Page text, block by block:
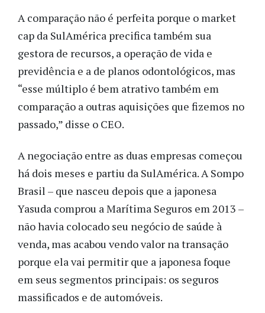
A comparação não é perfeita porque o market
cap da SulAmérica precifica também sua
gestora de recursos, a operação de vida e
previdência e a de planos odontológicos, mas
“esse múltiplo é bem atrativo também em
comparação a outras aquisições que fizemos no
passado,” disse o CEO.
A negociação entre as duas empresas começou
há dois meses e partiu da SulAmérica. A Sompo
Brasil – que nasceu depois que a japonesa
Yasuda comprou a Marítima Seguros em 2013 –
não havia colocado seu negócio de saúde à
venda, mas acabou vendo valor na transação
porque ela vai permitir que a japonesa foque
em seus segmentos principais: os seguros
massificados e de automóveis.